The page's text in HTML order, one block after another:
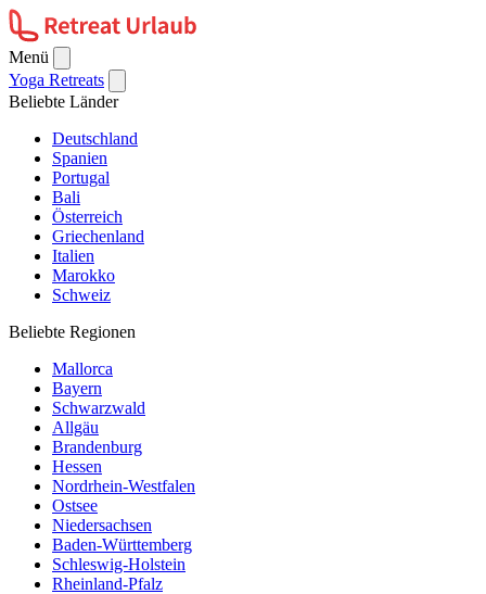
Menü
Yoga Retreats
Beliebte Länder
Deutschland
Spanien
Portugal
Bali
Österreich
Griechenland
Italien
Marokko
Schweiz
Beliebte Regionen
Mallorca
Bayern
Schwarzwald
Allgäu
Brandenburg
Hessen
Nordrhein-Westfalen
Ostsee
Niedersachsen
Baden-Württemberg
Schleswig-Holstein
Rheinland-Pfalz